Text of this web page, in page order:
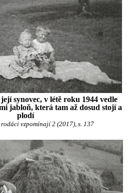
synovec, v létě roku 1944 vedle
jabloň, která tam až dosud stojí a
plodí
rodáci vzpomínají 2 (2017), s. 137